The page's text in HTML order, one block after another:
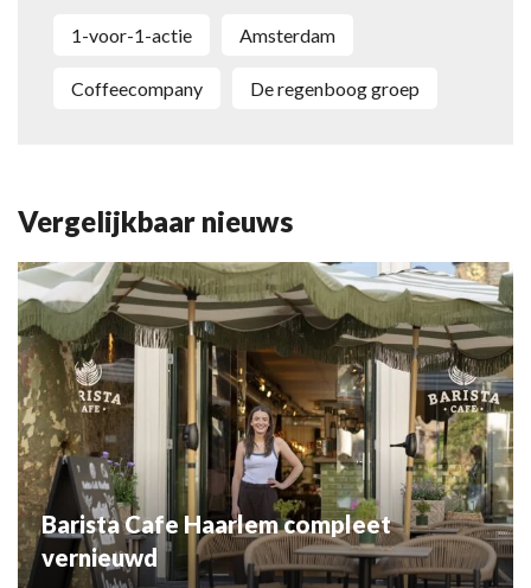
1-voor-1-actie Amsterdam
Coffeecompany de regenboog groep
Vergelijkbaar nieuws
Barista Cafe Haarlem compleet
vernieuwd